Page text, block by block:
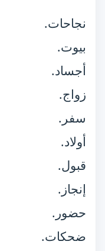
نجاحات.
بيوت.
أجساد.
زواج.
سفر.
أولاد.
قبول.
إنجاز.
حضور.
ضحكات.